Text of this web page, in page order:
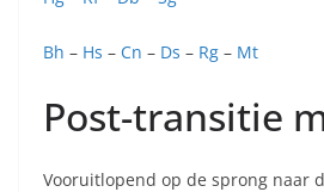
Bh – Hs – Cn – Ds – Rg – Mt
Post-transitie
Vooruitlopend op de sprong naar